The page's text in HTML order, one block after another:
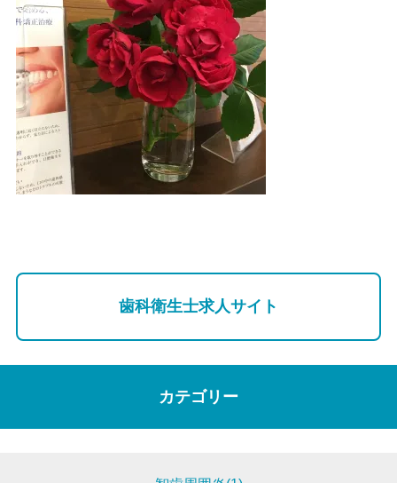
歯科衛生士求人サイト
カテゴリー